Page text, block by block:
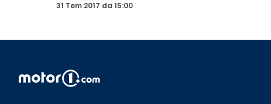
31 Tem 2017 da 15:00